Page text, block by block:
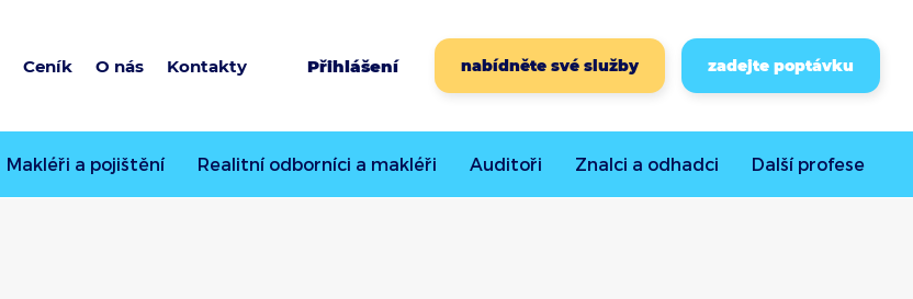
Ceník O nás Kontakty Přihlášení nabídněte své služby zadejte poptávku
Makléři a pojištění Realitní odborníci a makléři Auditoři Znalci a odhadci Dalšíprofese